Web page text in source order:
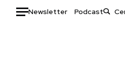
Newsletter Podcast